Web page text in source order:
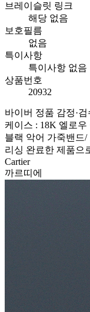
브레이슬릿 링크
해당 없음
보호필름
없음
특이사항
특이사항 없음
상품번호
20932
바이버 정품 감정·
케이스 : 18K 엘로
블랙 악어 가죽밴드
리싱 완료한 제품으
Cartier
까르띠에